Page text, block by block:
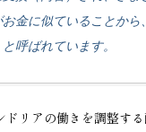
金に似ていることから
呼ばれています。
ドリアの働きを調整す